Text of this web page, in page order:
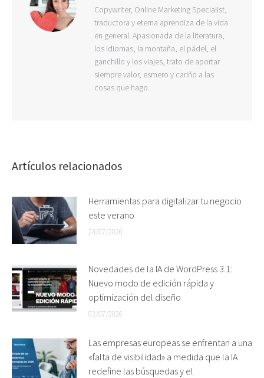
Copywriter, Online Marketing Specialist,
traductora y eterna aprendiza de la vida
en general. Apasionada de la literatura,
los idiomas, la montaña, el pádel, el
ganchillo y los viajes, trato de aportar
siempre valor, esmero y cariño a las
cosas que hago.
Artículos relacionados
Herramientas para digitalizar tu negocio
este verano
24/07/2026
Novedades de la IA de WordPress 3.1:
Nuevo modo de edición rápida y
optimización del diseño
03/07/2026
Las empresas europeas se enfrentan a una
«falta de visibilidad» a medida que la IA
redefine las búsquedas y el